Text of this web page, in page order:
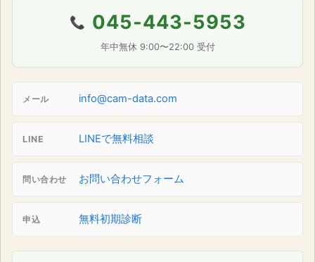
📞 045-443-5953
年中無休 9:00〜22:00 受付
メール info@cam-data.com
LINE LINEで無料相談
問い合わせ お問い合わせフォーム
申込 無料初期診断